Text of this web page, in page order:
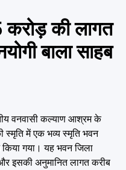
की लागत
बाला साहब
वनवासी कल्याण आश्रम के
स्मृति में एक भव्य स्मृति भवन
किया गया। यह भवन जिला
इसकी अनुमानित लागत करीब